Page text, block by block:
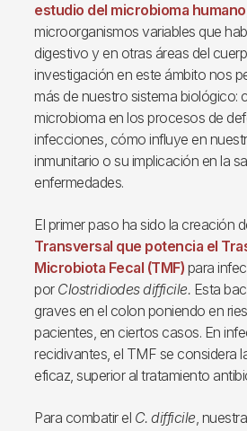
estudio del microbioma humano
microorganismos variables que
digestivo y en otras áreas del
investigación en este ámbito nos
más de nuestro sistema biológico:
microbioma en los procesos de
infecciones, cómo influye en
inmunitario o su implicación en la
enfermedades.
El primer paso ha sido la creación
Transversal que potencia el
Microbiota Fecal (TMF) para
porClostridiodes difficile. Esta
graves en el colon poniendo en
pacientes, en ciertos casos. En
recidivantes, el TMF se considera
eficaz, superior al tratamiento
Para combatir el C. difficile,